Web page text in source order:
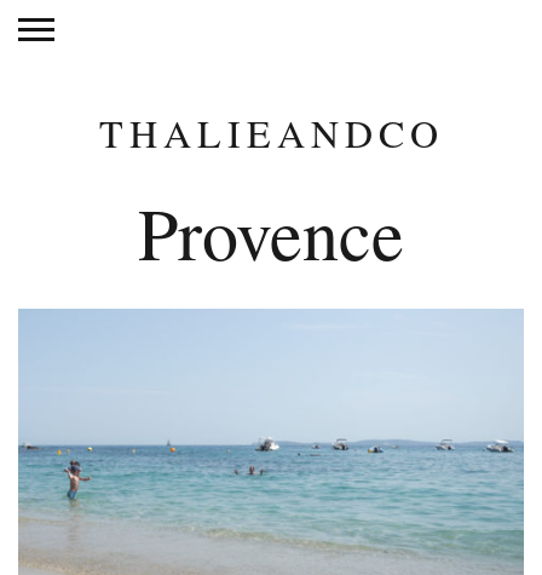
THALIEANDCO
Provence